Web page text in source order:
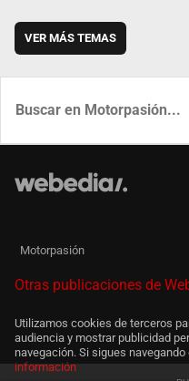
VER MÁS TEMAS
Motorpasión
Otras publicaciones de
Utilizamos cookies de terceros
audiencia y mostrar publicidad
navegación. Si sigues
información